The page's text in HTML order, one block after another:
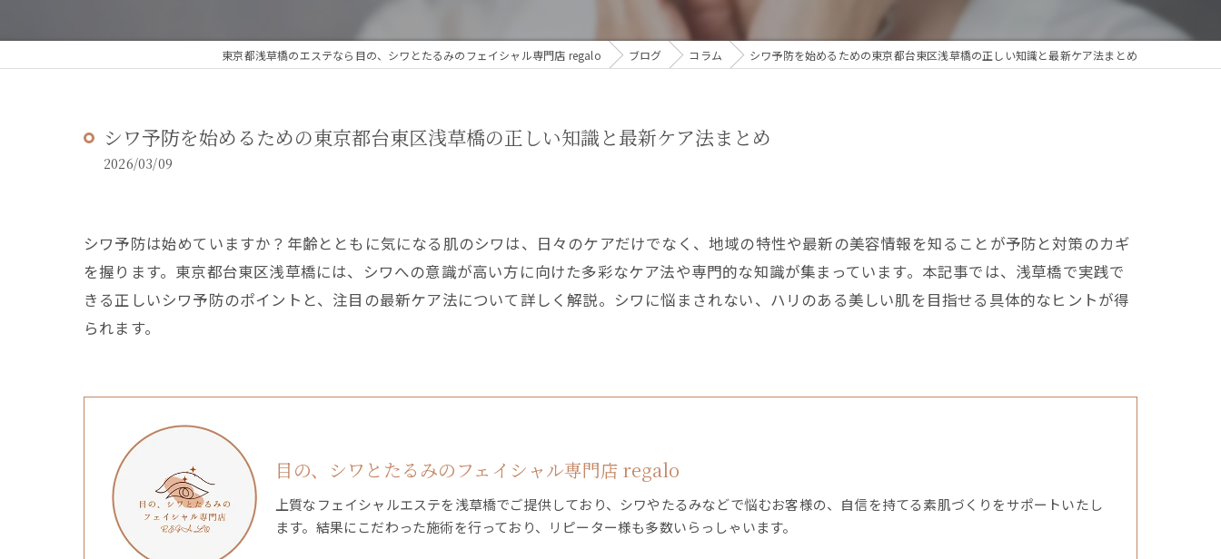
東京都浅草橋のエステなら目の、シワとたるみのフェイシャル専門店 regalo ブログ コラム シワ予防を始めるための東京都台東区浅草橋の正しい知識と最新ケア法まとめ
シワ予防を始めるための東京都台東区浅草橋の正しい知識と最新ケア法まとめ
2026/03/09
シワ予防は始めていますか？年齢とともに気になる肌のシワは、日々のケアだけでなく、地域の特性や最新の美容情報を知ることが予防と対策のカギ
を握ります。東京都台東区浅草橋には、シワへの意識が高い方に向けた多彩なケア法や専門的な知識が集まっています。本記事では、浅草橋で実践で
きる正しいシワ予防のポイントと、注目の最新ケア法について詳しく解説。シワに悩まされない、ハリのある美しい肌を目指せる具体的なヒントが得
られます。
目の、シワとたるみのフェイシャル専門店 regalo
上質なフェイシャルエステを浅草橋でご提供しており、シワやたるみなどで悩むお客様の、自信を持てる素肌づくりをサポートいたし
ます。結果にこだわった施術を行っており、リピーター様も多数いらっしゃいます。